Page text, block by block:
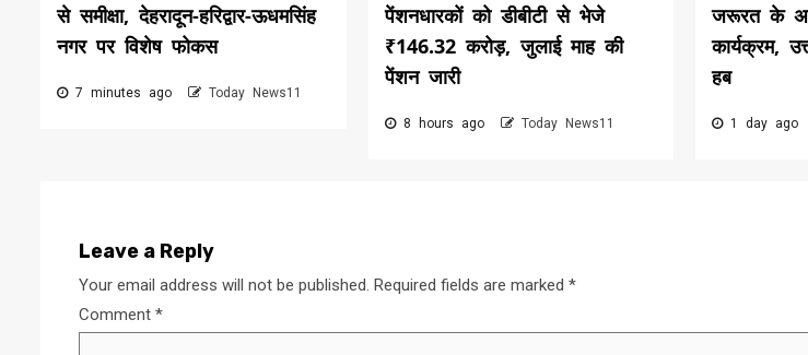
से समीक्षा, देहरादून-हरिद्वार-ऊधमसिंह
नगर पर विशेष फोकस
7 minutes ago Today News11
पेंशनधारकों को डीबीटी से भेजे
₹146.32 करोड़, जुलाई माह की
पेंशन जारी
8 hours ago Today News11
जरूरत के
कार्यक्रम,
हब
1 day ago
Leave a Reply
Your email address will not be published. Required fields are marked *
Comment *